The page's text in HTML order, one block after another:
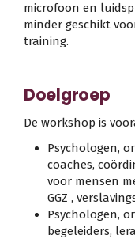
microfoon en
minder geschikt
training.
Doelgroep
De workshop is
Psychologen,
coaches,
voor mensen
GGZ ,
Psychologen,
begeleiders,